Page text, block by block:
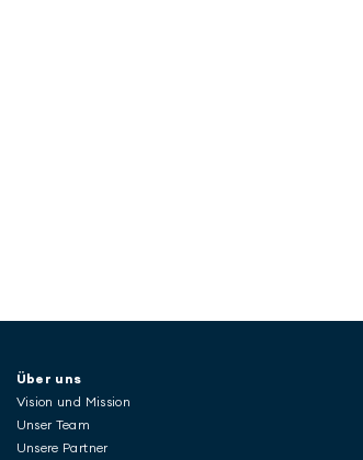
Über uns
Vision und Mission
Unser Team
Unsere Partner